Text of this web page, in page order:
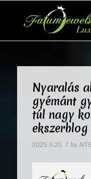
Nyaralás
gyémánt
túl nagy
ekszerblog
2025.11.20. / by